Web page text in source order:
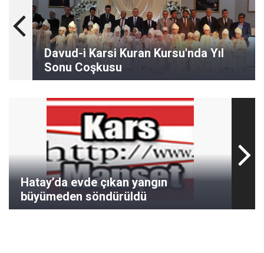
Davud-i Karsi Kuran Kursu'nda Yıl
Sonu Coşkusu
Hatay’da evde çıkan yangın
büyümeden söndürüldü